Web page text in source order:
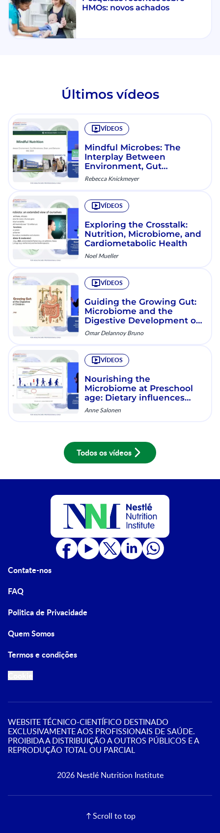
HMOs: novos achados
Últimos vídeos
VÍDEOS
Mindful Microbes: The
Interplay Between
Environment, Gut
Microbiome, Brain, and
Rebecca Knickmeyer
VÍDEOS
Exploring the Crosstalk:
Nutrition, Microbiome, and
Cardiometabolic Health
Noel Mueller
VÍDEOS
Guiding the Growing Gut:
Microbiome and the
Digestive Development of
Children
Omar Delannoy Bruno
VÍDEOS
Nourishing the
Microbiome at Preschool
age: Dietary influences
from infancy to present
Anne Salonen
Todos os vídeos
Contate-nos
FAQ
Politica de Privacidade
Quem Somos
Termos e condições
WEBSITE TÉCNICO-CIENTÍFICO DESTINADO
EXCLUSIVAMENTE AOS PROFISSIONAIS DE SAÚDE.
PROIBIDA A DISTRIBUIÇÃO A OUTROS PÚBLICOS E A
REPRODUÇÃO TOTAL OU PARCIAL
2026 Nestlé Nutrition Institute
Scroll to top